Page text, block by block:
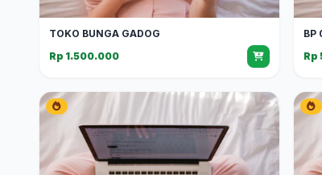
TOKO BUNGA GADOG
Rp 1.500.000
BP
Rp